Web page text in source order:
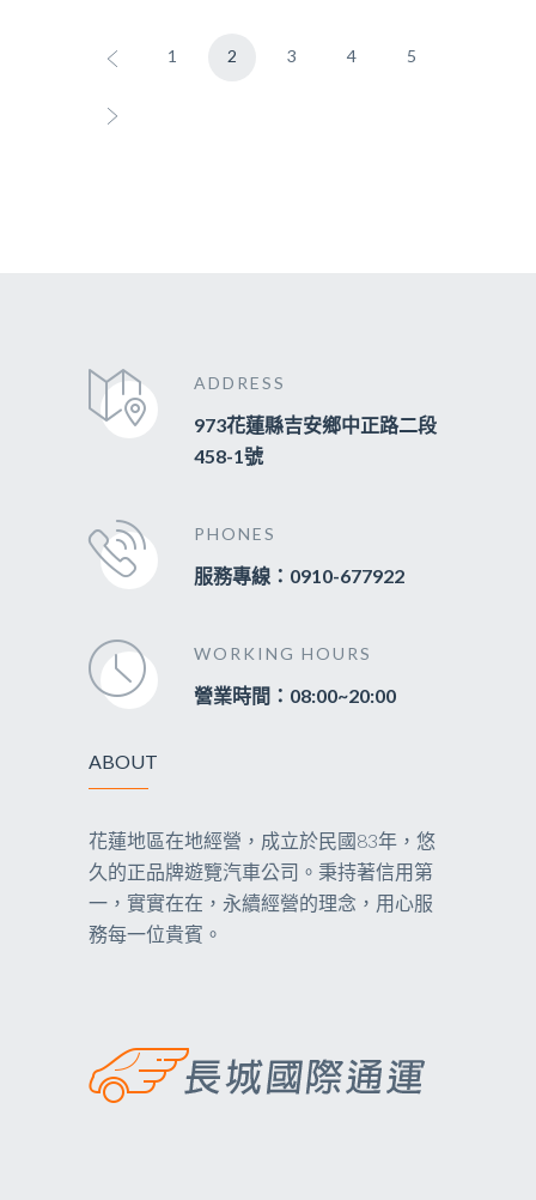
1 2 3 4 5
ADDRESS
973花蓮縣吉安鄉中正路二段
458-1號
PHONES
服務專線：0910-677922
WORKING HOURS
營業時間：08:00~20:00
ABOUT
花蓮地區在地經營，成立於民國83年，悠
久的正品牌遊覽汽車公司。秉持著信用第
一，實實在在，永續經營的理念，用心服
務每一位貴賓。